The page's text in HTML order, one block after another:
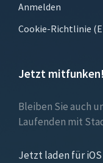
Anmelden
Cookie-Richtlinie
Jetzt mitfunken!
Bleiben Sie auch
Laufenden mit
Jetzt laden für